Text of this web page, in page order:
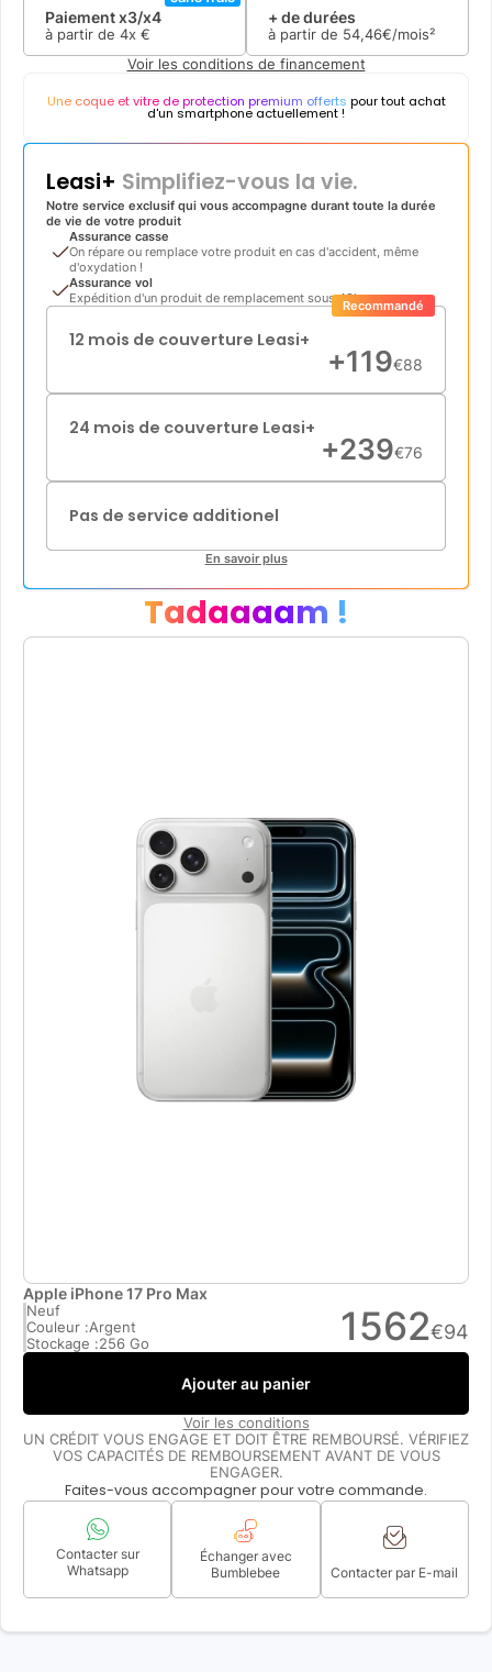
Paiement x3/x4
à partir de 4x €
+ de durées
à partir de 54,46€/mois²
Voir les conditions de financement
Une coque et vitre de protection premium offerts pour tout achat
d'un smartphone actuellement !
Leasi+ Simplifiez-vous la vie.
Notre service exclusif qui vous accompagne durant toute la durée
de vie de votre produit
Assurance casse
On répare ou remplace votre produit en cas d'accident, même
d'oxydation !
Assurance vol
Expédition d'un produit de remplacement sous 48h
12 mois de couverture Leasi+
+119€88
Recommandé
24 mois de couverture Leasi+
+239€76
Pas de service additionel
En savoir plus
Tadaaaam !
Apple iPhone 17 Pro Max
Neuf
Couleur :Argent
Stockage :256 Go 1562€94
Ajouter au panier
Voir les conditions
UN CRÉDIT VOUS ENGAGE ET DOIT ÊTRE REMBOURSÉ. VÉRIFIEZ
VOS CAPACITÉS DE REMBOURSEMENT AVANT DE VOUS
ENGAGER.
Faites-vous accompagner pour votre commande.
Contacter sur
Whatsapp
Échanger avec
Bumblebee
Contacter par E-mail